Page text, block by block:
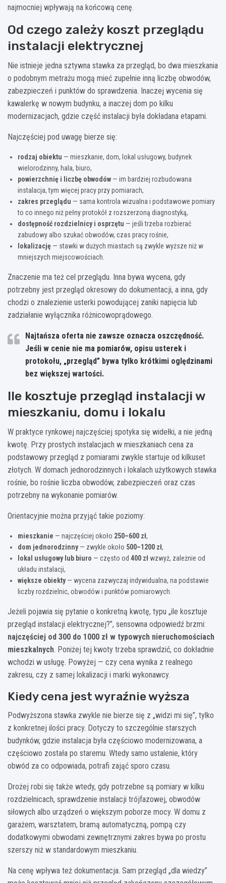
najmocniej wpływają na końcową cenę.
Od czego zależy koszt przeglądu
instalacji elektrycznej
Nie istnieje jedna sztywna stawka za przegląd, bo dwa mieszkania
o podobnym metrażu mogą mieć zupełnie inną liczbę obwodów,
zabezpieczeń i punktów do sprawdzenia. Inaczej wycenia się
kawalerkę w nowym budynku, a inaczej dom po kilku
modernizacjach, gdzie część instalacji była dokładana etapami.
Najczęściej pod uwagę bierze się:
rodzaj obiektu — mieszkanie, dom, lokal usługowy, budynek
wielorodzinny, hala, biuro,
powierzchnię i liczbę obwodów — im bardziej rozbudowana
instalacja, tym więcej pracy przy pomiarach,
zakres przeglądu — sama kontrola wizualna i podstawowe pomiary
to co innego niż pełny protokół z rozszerzoną diagnostyką,
dostępność rozdzielnicy i osprzętu — jeśli trzeba rozbierać
zabudowy albo szukać obwodów, czas pracy rośnie,
lokalizację — stawki w dużych miastach są zwykle wyższe niż w
mniejszych miejscowościach.
Znaczenie ma też cel przeglądu. Inna bywa wycena, gdy
potrzebny jest przegląd okresowy do dokumentacji, a inna, gdy
chodzi o znalezienie usterki powodującej zaniki napięcia lub
zadziałanie wyłącznika różnicowoprądowego.
Najtańsza oferta nie zawsze oznacza oszczędność.
Jeśli w cenie nie ma pomiarów, opisu usterek i
protokołu, „przegląd” bywa tylko krótkimi oględzinami
bez większej wartości.
Ile kosztuje przegląd instalacji w
mieszkaniu, domu i lokalu
W praktyce rynkowej najczęściej spotyka się widełki, a nie jedną
kwotę. Przy prostych instalacjach w mieszkaniach cena za
podstawowy przegląd z pomiarami zwykle startuje od kilkuset
złotych. W domach jednorodzinnych i lokalach użytkowych stawka
rośnie, bo rośnie liczba obwodów, zabezpieczeń oraz czas
potrzebny na wykonanie pomiarów.
Orientacyjnie można przyjąć takie poziomy:
mieszkanie — najczęściej około 250–600 zł,
dom jednorodzinny— zwykle około 500–1200 zł,
lokal usługowy lub biuro — często od 400 zł wzwyż, zależnie od
układu instalacji,
większe obiekty— wycena zazwyczaj indywidualna, na podstawie
liczby rozdzielnic, obwodów i punktów pomiarowych.
Jeżeli pojawia się pytanie o konkretną kwotę, typu „ile kosztuje
przegląd instalacji elektrycznej?”, sensowna odpowiedź brzmi:
najczęściej od 300 do 1000 zł w typowych nieruchomościach
mieszkalnych. Poniżej tej kwoty trzeba sprawdzić, co dokładnie
wchodzi w usługę. Powyżej — czy cena wynika z realnego
zakresu, czy z samej lokalizacji i marki wykonawcy.
Kiedy cena jest wyraźnie wyższa
Podwyższona stawka zwykle nie bierze się z „widzi mi się”, tylko
z konkretnej ilości pracy. Dotyczy to szczególnie starszych
budynków, gdzie instalacja była częściowo modernizowana, a
częściowo została po staremu. Wtedy samo ustalenie, który
obwód za co odpowiada, potrafi zająć sporo czasu.
Drożej robi się także wtedy, gdy potrzebne są pomiary w kilku
rozdzielnicach, sprawdzenie instalacji trójfazowej, obwodów
siłowych albo urządzeń o większym poborze mocy. W domu z
garażem, warsztatem, bramą automatyczną, pompą czy
dodatkowymi obwodami zewnętrznymi zakres bywa po prostu
szerszy niż w standardowym mieszkaniu.
Na cenę wpływa też dokumentacja. Sam przegląd „dla wiedzy”